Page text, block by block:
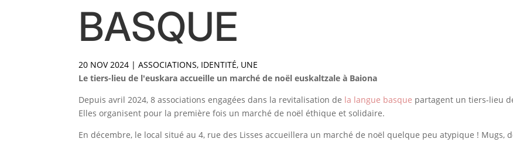
BASQUE
20 NOV 2024 |ASSOCIATIONS, IDENTITÉ, UNE
Le tiers-lieu de l'euskara accueille un marché de noël euskaltzale à Baiona
Depuis avril 2024, 8 associations engagées dans la revitalisation de la langue basque partagent un tiers-lieu
Elles organisent pour la première fois un marché de noël éthique et solidaire.
En décembre, le local situé au 4, rue des Lisses accueillera un marché de noël quelque peu atypique ! Mugs,